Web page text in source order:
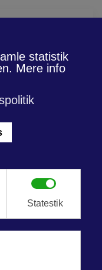
A/S
ud over det
udfyld vores